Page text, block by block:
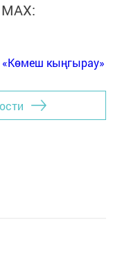
«Көмеш кыңгырау»